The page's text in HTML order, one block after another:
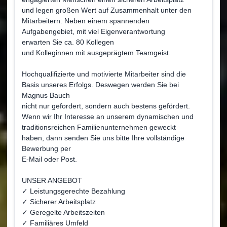
und legen großen Wert auf Zusammenhalt unter den
Mitarbeitern. Neben einem spannenden
Aufgabengebiet, mit viel Eigenverantwortung
erwarten Sie ca. 80 Kollegen
und Kolleginnen mit ausgeprägtem Teamgeist.
Hochqualifizierte und motivierte Mitarbeiter sind die
Basis unseres Erfolgs. Deswegen werden Sie bei
Magnus Bauch
nicht nur gefordert, sondern auch bestens gefördert.
Wenn wir Ihr Interesse an unserem dynamischen und
traditionsreichen Familienunternehmen geweckt
haben, dann senden Sie uns bitte Ihre vollständige
Bewerbung per
E-Mail oder Post.
UNSER ANGEBOT
✓ Leistungsgerechte Bezahlung
✓ Sicherer Arbeitsplatz
✓ Geregelte Arbeitszeiten
✓ Familiäres Umfeld